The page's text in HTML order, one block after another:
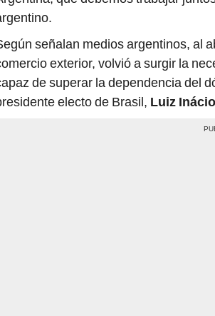
argentino.
Según señalan medios argentinos, al
comercio exterior, volvió a surgir la
capaz de superar la dependencia del
presidente electo de Brasil,
Luiz